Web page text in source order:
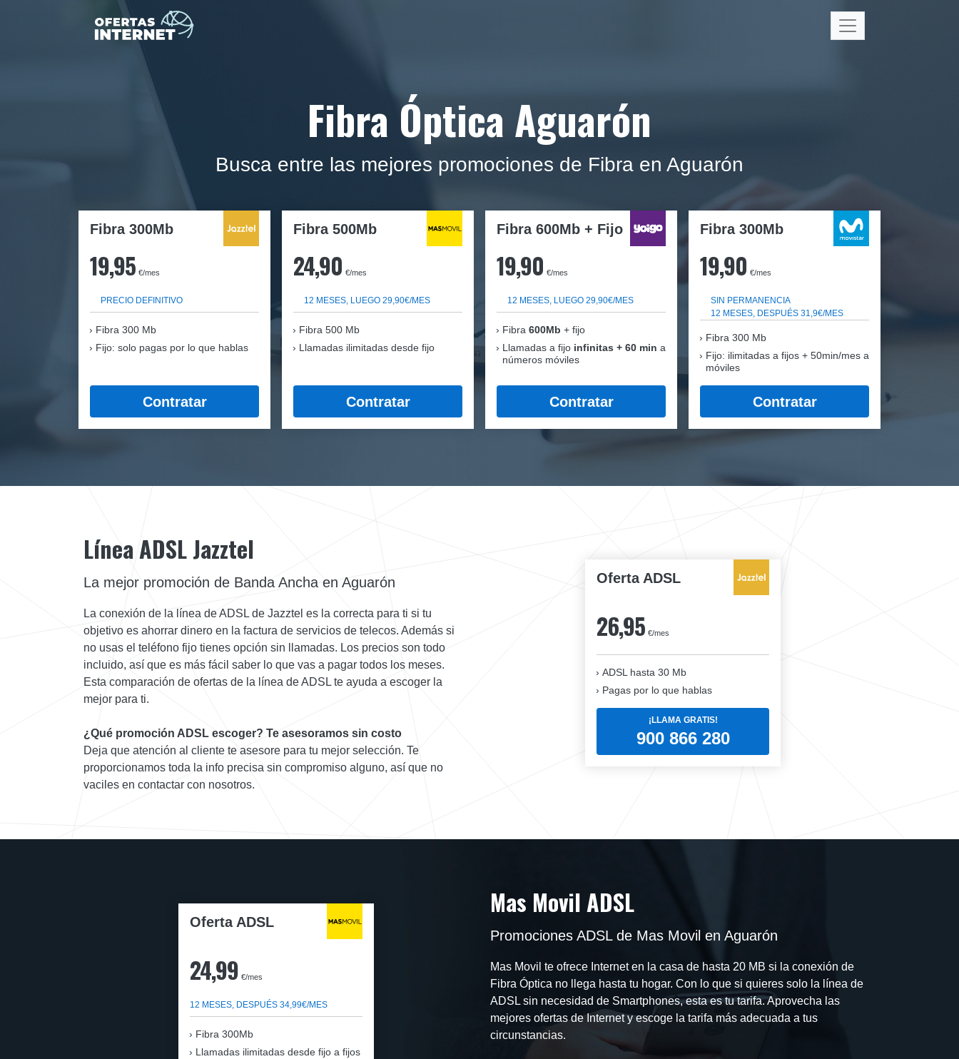
Fibra Óptica Aguarón
Busca entre las mejores promociones de Fibra en Aguarón
Fibra 300Mb
19,95 €/mes
PRECIO DEFINITIVO
Fibra 300 Mb
Fijo: solo pagas por lo que hablas
Contratar
Fibra 500Mb
24,90 €/mes
12 MESES, LUEGO 29,90€/MES
Fibra 500 Mb
Llamadas ilimitadas desde fijo
Contratar
Fibra 600Mb + Fijo
19,90 €/mes
12 MESES, LUEGO 29,90€/MES
Fibra 600Mb + fijo
Llamadas a fijo infinitas + 60 min a
números móviles
Contratar
Fibra 300Mb
19,90 €/mes
SIN PERMANENCIA
12 MESES, DESPUÉS 31,9€/MES
Fibra 300 Mb
Fijo: ilimitadas a fijos + 50min/mes a
móviles
Contratar
Oferta ADSL
26,95 €/mes
ADSL hasta 30 Mb
Pagas por lo que hablas
¡LLAMA GRATIS!
900 866 280
Línea ADSL Jazztel
La mejor promoción de Banda Ancha en Aguarón
La conexión de la línea de ADSL de Jazztel es la correcta para ti si tu
objetivo es ahorrar dinero en la factura de servicios de telecos. Además si
no usas el teléfono fijo tienes opción sin llamadas. Los precios son todo
incluido, así que es más fácil saber lo que vas a pagar todos los meses.
Esta comparación de ofertas de la línea de ADSL te ayuda a escoger la
mejor para ti.
¿Qué promoción ADSL escoger? Te asesoramos sin costo
Deja que atención al cliente te asesore para tu mejor selección. Te
proporcionamos toda la info precisa sin compromiso alguno, así que no
vaciles en contactar con nosotros.
Oferta ADSL
24,99 €/mes
12 MESES, DESPUÉS 34,99€/MES
Fibra 300Mb
Llamadas ilimitadas desde fijo a fijos
Mas Movil ADSL
Promociones ADSL de Mas Movil en Aguarón
Mas Movil te ofrece Internet en la casa de hasta 20 MB si la conexión de
Fibra Óptica no llega hasta tu hogar. Con lo que si quieres solo la línea de
ADSL sin necesidad de Smartphones, esta es tu tarifa. Aprovecha las
mejores ofertas de Internet y escoge la tarifa más adecuada a tus
circunstancias.